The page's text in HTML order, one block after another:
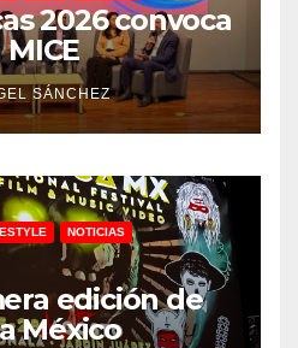
2026 convoca
SÁNCHEZ
NOTICIAS
edición de
México